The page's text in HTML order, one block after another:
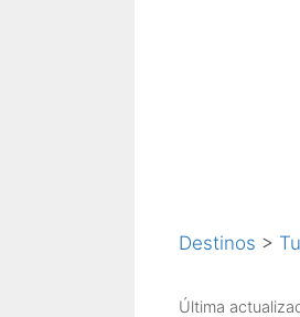
Destinos >
Última